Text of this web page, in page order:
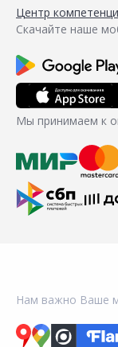
Центр
Скачайте наше
Мы принимаем к
Нам важно Ваше